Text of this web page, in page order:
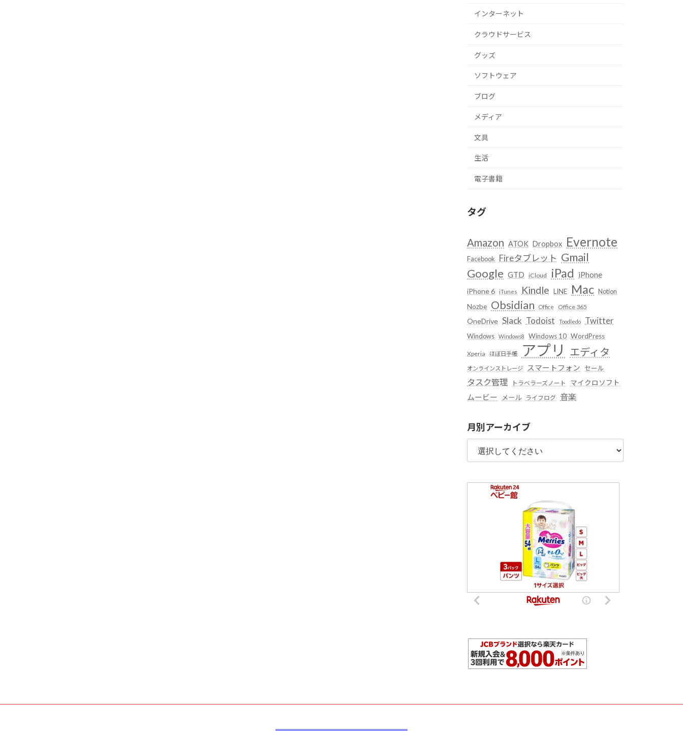
インターネット
クラウドサービス
グッズ
ソフトウェア
ブログ
メディア
文具
生活
電子書籍
タグ
Amazon ATOK Dropbox Evernote
Facebook Fireタブレット Gmail
Google GTD iCloud iPad iPhone
iPhone 6 iTunes Kindle LINE Mac Notion
Nozbe Obsidian Office Office 365
OneDrive Slack Todoist Toodledo Twitter
Windows Windows8 Windows 10 WordPress
Xperia ほぼ日手帳 アプリ エディタ
オンラインストレージ スマートフォン セール
タスク管理 トラベラーズノート マイクロソフト
ムービー メール ライフログ 音楽
月別アーカイブ